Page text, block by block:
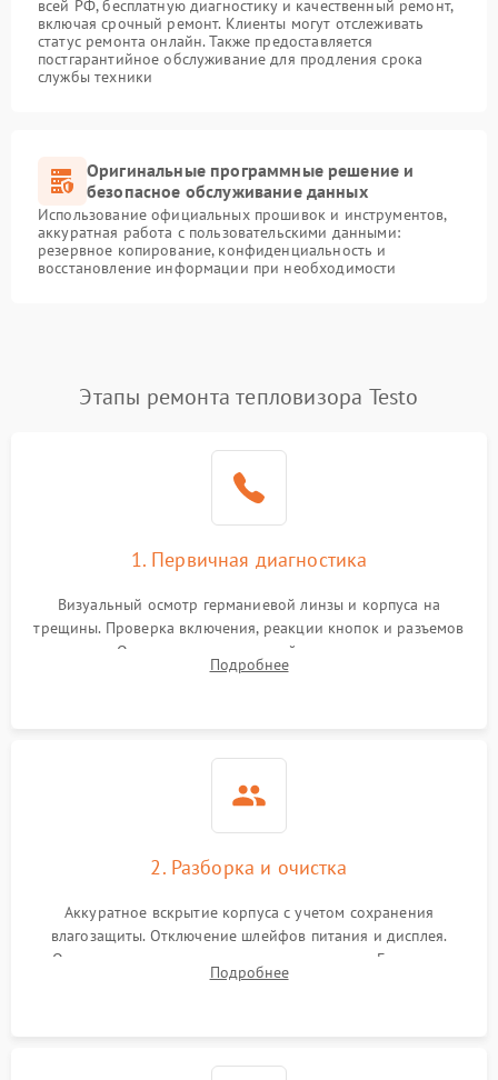
всей РФ, бесплатную диагностику и качественный ремонт,
включая срочный ремонт. Клиенты могут отслеживать
статус ремонта онлайн. Также предоставляется
постгарантийное обслуживание для продления срока
службы техники
Оригинальные программные решение и
безопасное обслуживание данных
Использование официальных прошивок и инструментов,
аккуратная работа с пользовательскими данными:
резервное копирование, конфиденциальность и
восстановление информации при необходимости
Этапы ремонта тепловизора Testo
1. Первичная диагностика
Визуальный осмотр германиевой линзы и корпуса на
трещины. Проверка включения, реакции кнопок и разъемов
зарядки. Оценка вывода тепловой сигнатуры на экран,
проверка базовых функций и считывание системных
Подробнее
2. Разборка и очистка
Аккуратное вскрытие корпуса с учетом сохранения
влагозащиты. Отключение шлейфов питания и дисплея.
Очистка внутренних плат от окислов и пыли. Бережная
обработка германиевого объектива специализированными
Подробнее